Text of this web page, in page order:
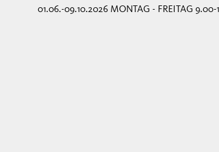
01.06.-09.10.2026 MONTAG - FREITAG 9.00-